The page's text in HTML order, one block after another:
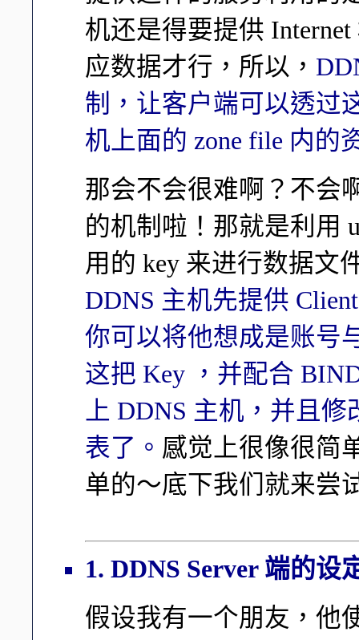
机还是得要提供
应数据才行，所以，
制，让客户端可以透过
机上面的 zone file 内的
那会不会很难啊？不会
的机制啦！那就是利用
用的 key 来进行数据文
DDNS 主机先提供
你可以将他想成是账号
这把 Key ，并配合
上 DDNS 主机，并且
表了。 感觉上很像很简
单的～底下我们就来尝
1. DDNS Server 端的设
假设我有一个朋友，他